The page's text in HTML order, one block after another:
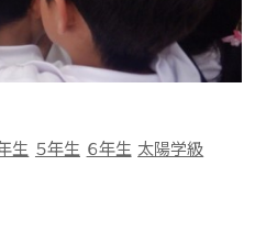
生 ５年生 ６年生 太陽学級